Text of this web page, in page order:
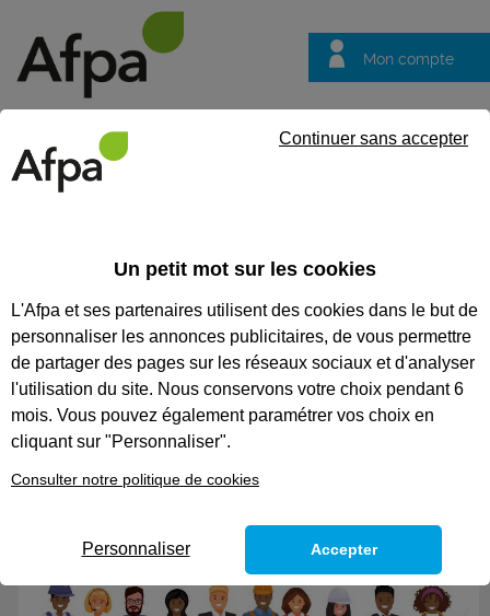
Mon compte
questions
CODES
CONDUCTEUR DE TRANSPORT
ROUTIER DE MARCHANDISES
SUR PORTEUR - CONTRAT EN
ALTERNANCE
Formation certifiante
Un petit mot sur les cookies
L'Afpa et ses partenaires utilisent des cookies dans le but de
personnaliser les annonces publicitaires, de vous permettre
de partager des pages sur les réseaux sociaux et d'analyser
l'utilisation du site. Nous conservons votre choix pendant 6
mois. Vous pouvez également paramétrer vos choix en
cliquant sur "Personnaliser".
Consulter notre politique de cookies
Continuer sans accepter
Personnaliser Accepter